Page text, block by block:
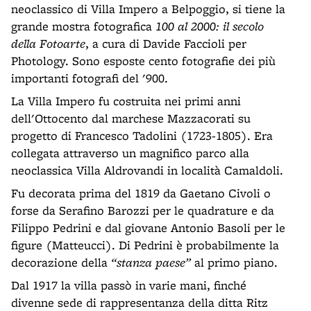
neoclassico di Villa Impero a Belpoggio, si tiene la
grande mostra fotografica 100 al 2000: il secolo
della Fotoarte, a cura di Davide Faccioli per
Photology. Sono esposte cento fotografie dei più
importanti fotografi del '900.
La Villa Impero fu costruita nei primi anni
dell'Ottocento dal marchese Mazzacorati su
progetto di Francesco Tadolini (1723-1805). Era
collegata attraverso un magnifico parco alla
neoclassica Villa Aldrovandi in località Camaldoli.
Fu decorata prima del 1819 da Gaetano Civoli o
forse da Serafino Barozzi per le quadrature e da
Filippo Pedrini e dal giovane Antonio Basoli per le
figure (Matteucci). Di Pedrini è probabilmente la
decorazione della “stanza paese”al primo piano.
Dal 1917 la villa passò in varie mani, finché
divenne sede di rappresentanza della ditta Ritz